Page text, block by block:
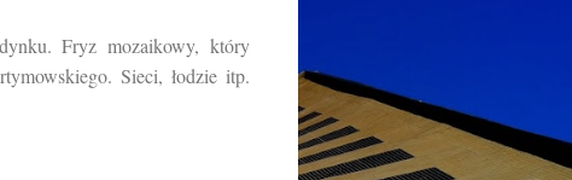
Fryz mozaikowy, który
Sieci, łodzie itp.